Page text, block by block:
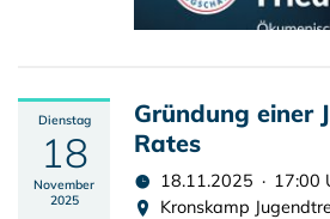
Dienstag
18
November
2025
Gründung einer
Rates
18.11.2025 · 17:00
Kronskamp